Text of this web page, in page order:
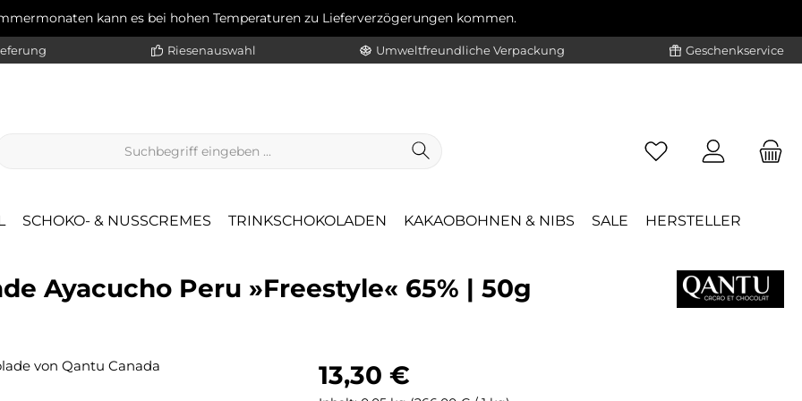
kann es bei hohen Temperaturen zu Lieferverzögerungen kommen.
Riesenauswahl Umweltfreundliche Verpackung Geschenkservice
SCHOKO- & NUSSCREMES TRINKSCHOKOLADEN KAKAOBOHNEN & NIBS SALE HERSTELLER
Ayacucho Peru »Freestyle« 65% | 50g
Regulärer Preis:
13,30 €